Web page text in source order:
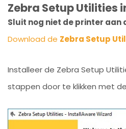
Zebra Setup Utilities
Sluit nog niet de printer aan
Download de Zebra Setup
Installeer de Zebra Setup
stappen door te klikken met